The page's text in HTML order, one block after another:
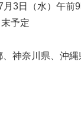
月3日（水）午前
予定
神奈川県、沖